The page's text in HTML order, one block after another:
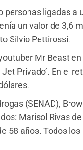
personas ligadas a
un valor de 3,6
Silvio Pettirossi.
Mr Beast
Privado’. En el
(SENAD),
Marisol Rivas
58 años. Todos